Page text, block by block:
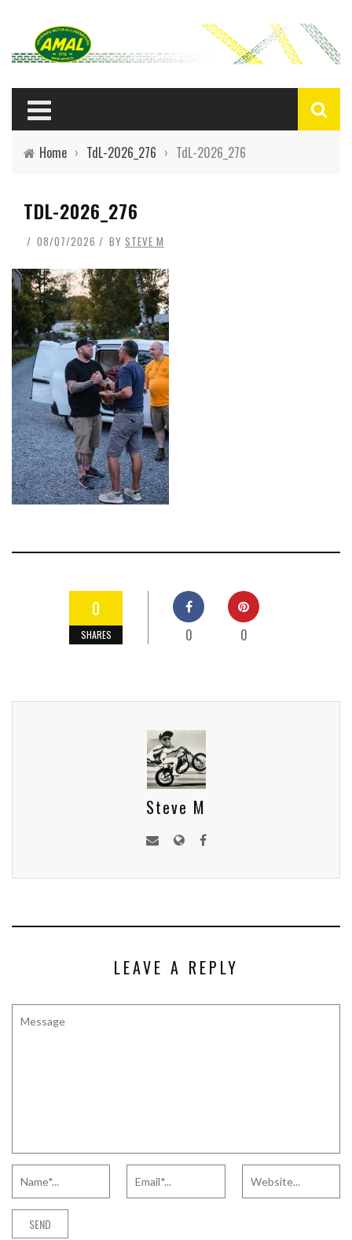
Home › TdL-2026_276 › TdL-2026_276
TDL-2026_276
08/07/2026 BY STEVE M
0
SHARES 0 0
Steve M
LEAVE A REPLY